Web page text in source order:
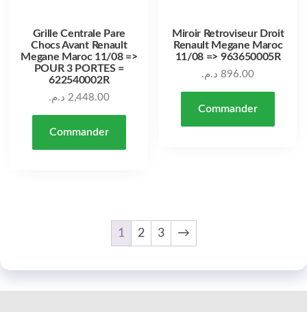
Grille Centrale Pare
Chocs Avant Renault
Megane Maroc 11/08 =>
POUR 3 PORTES =
622540002R
2,448.00 د.م.
Commander
Miroir Retroviseur Droit
Renault Megane Maroc
11/08 => 963650005R
896.00 د.م.
Commander
1 2 3 →